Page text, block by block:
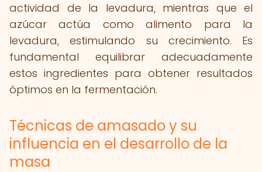
actividad de la levadura, mientras que el
azúcar actúa como alimento para la
levadura, estimulando su crecimiento. Es
fundamental equilibrar adecuadamente
estos ingredientes para obtener resultados
óptimos en la fermentación.
Técnicas de amasado y su
influencia en el desarrollo de la
masa